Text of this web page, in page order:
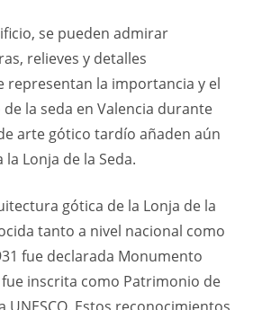
se pueden admirar
relieves y detalles
representan la importancia y el
la seda en Valencia durante
arte gótico tardío añaden aún
Lonja de la Seda.
gótica de la Lonja de la
tanto a nivel nacional como
fue declarada Monumento
fue inscrita como Patrimonio de